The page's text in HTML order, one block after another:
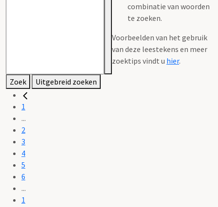
combinatie van woorden
te zoeken.
Voorbeelden van het gebruik
van deze leestekens en meer
zoektips vindt u hier.
Zoek Uitgebreid zoeken
1
...
2
3
4
5
6
...
1